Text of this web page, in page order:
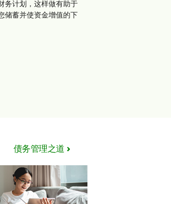
务计划，这样做有助于
储蓄并使资金增值的下
债务管理之道